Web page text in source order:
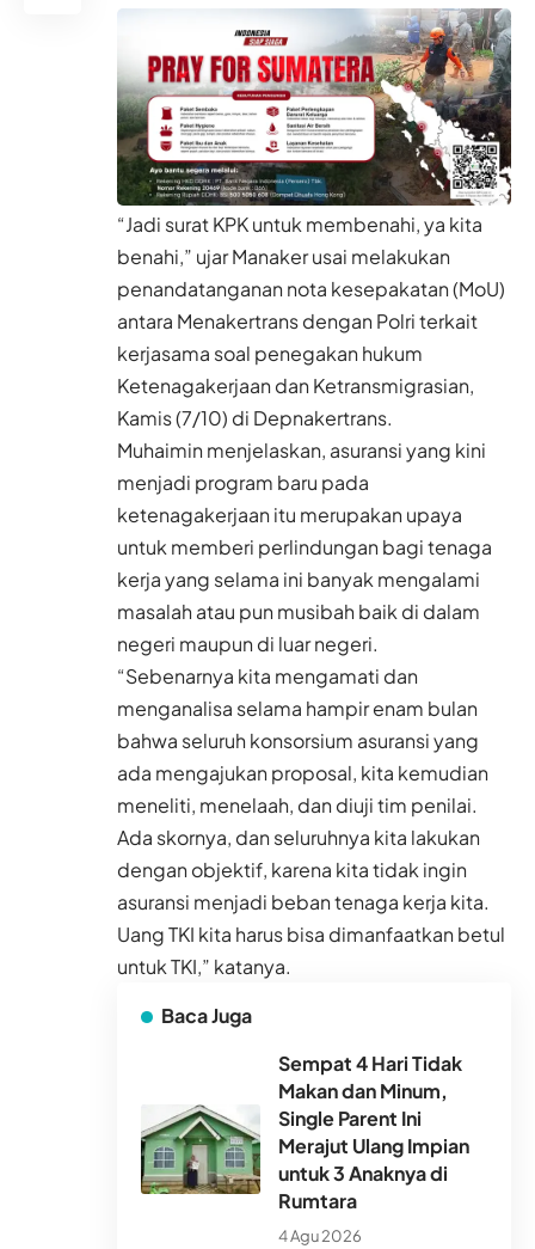
“Jadi surat KPK untuk membenahi, ya kita
benahi,” ujar Manaker usai melakukan
penandatanganan nota kesepakatan (MoU)
antara Menakertrans dengan Polri terkait
kerjasama soal penegakan hukum
Ketenagakerjaan dan Ketransmigrasian,
Kamis (7/10) di Depnakertrans.
Muhaimin menjelaskan, asuransi yang kini
menjadi program baru pada
ketenagakerjaan itu merupakan upaya
untuk memberi perlindungan bagi tenaga
kerja yang selama ini banyak mengalami
masalah atau pun musibah baik di dalam
negeri maupun di luar negeri.
“Sebenarnya kita mengamati dan
menganalisa selama hampir enam bulan
bahwa seluruh konsorsium asuransi yang
ada mengajukan proposal, kita kemudian
meneliti, menelaah, dan diuji tim penilai.
Ada skornya, dan seluruhnya kita lakukan
dengan objektif, karena kita tidak ingin
asuransi menjadi beban tenaga kerja kita.
Uang TKI kita harus bisa dimanfaatkan betul
untuk TKI,” katanya.
Baca Juga
Sempat 4 Hari Tidak
Makan dan Minum,
Single Parent Ini
Merajut Ulang Impian
untuk 3 Anaknya di
Rumtara
4 Agu 2026